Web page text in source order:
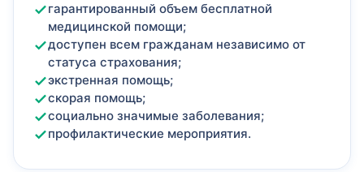
гарантированный объем бесплатной
медицинской помощи;
доступен всем гражданам независимо от
статуса страхования;
экстренная помощь;
скорая помощь;
социально значимые заболевания;
профилактические мероприятия.